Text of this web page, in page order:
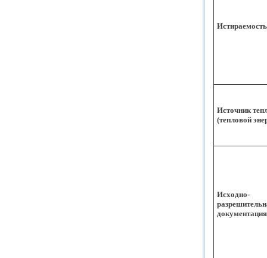
Истираемость
Источник
(тепловой
Исходно-
документация